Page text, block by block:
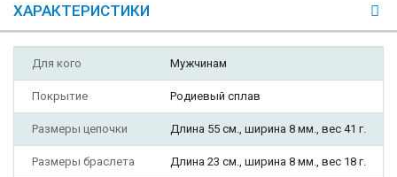
ХАРАКТЕРИСТИКИ
Для кого Мужчинам
Покрытие Родиевый сплав
Размеры цепочки Длина 55 см., ширина 8 мм., вес 41 г.
Размеры браслета Длина 23 см., ширина 8 мм., вес 18 г.